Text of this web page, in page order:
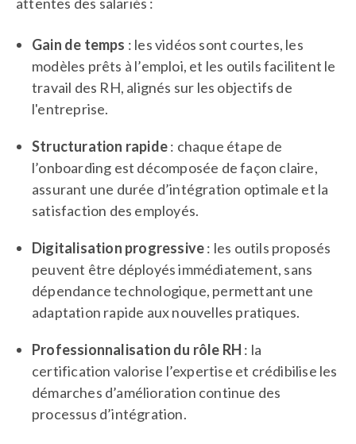
Gain de temps : les vidéos sont courtes, les
modèles prêts à l’emploi, et les outils facilitent le
travail des RH, alignés sur les objectifs de
l'entreprise.
Structuration rapide: chaque étape de
l’onboarding est décomposée de façon claire,
assurant une durée d’intégration optimale et la
satisfaction des employés.
Digitalisation progressive: les outils proposés
peuvent être déployés immédiatement, sans
dépendance technologique, permettant une
adaptation rapide aux nouvelles pratiques.
Professionnalisation du rôle RH : la
certification valorise l’expertise et crédibilise les
démarches d’amélioration continue des
processus d’intégration.